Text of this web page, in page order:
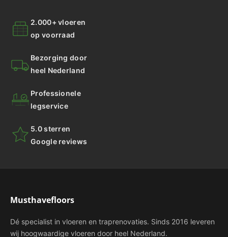
2.000+ vloeren
op voorraad
Bezorging door
heel Nederland
Professionele
legservice
5.0 sterren
Google reviews
Musthavefloors
Dé specialist in vloeren en traprenovaties. Sinds 2016 leveren
wij hoogwaardige vloeren door heel Nederland.